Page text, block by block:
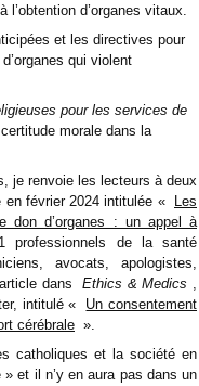
d’organes vitaux.
et les directives pour
qui violent
pour les services de
morale dans la
je renvoie les lecteurs à deux
en février 2024 intitulée «
Les
don d’organes : un appel à
de la santé
avocats, apologistes,
article dansEthics & Medics ,
intitulé « Un consentement
cérébrale ».
catholiques et la société en
et il n’y en aura pas dans un